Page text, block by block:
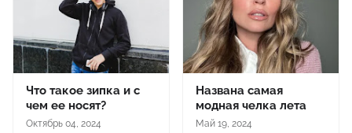
Что такое зипка и с
чем ее носят?
Октябрь 04, 2024
Названа самая
модная челка лета
Май 19, 2024